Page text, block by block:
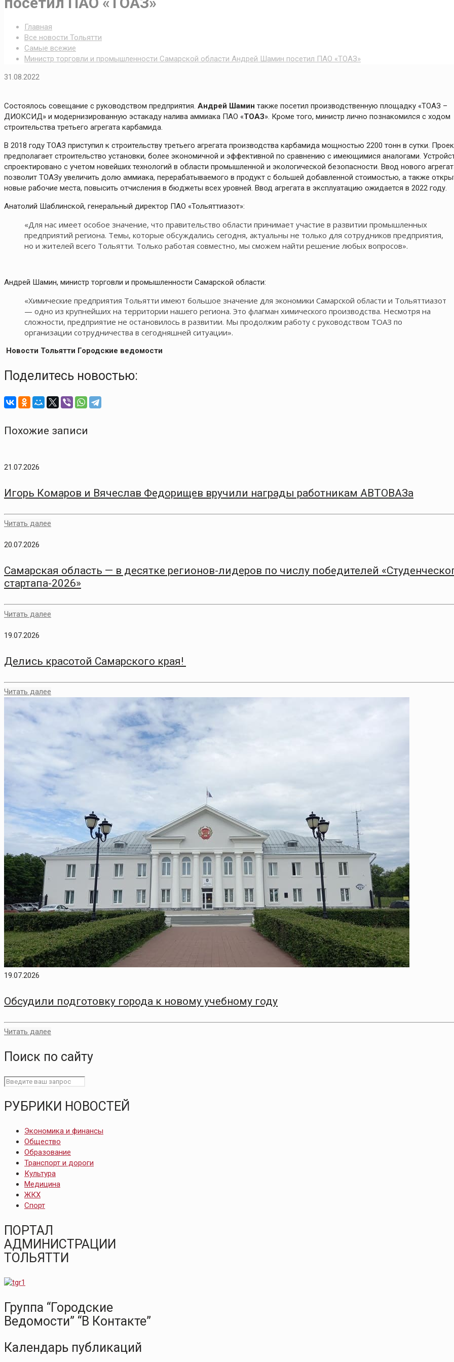
Главная
Все новости Тольятти
Самые всежие
Министр торговли и промышленности Самарской области Андрей Шамин посетил ПАО «ТОАЗ»
31.08.2022
Состоялось совещание с руководством предприятия. Андрей Шамин также посетил производственную площадку «ТОАЗ –
ДИОКСИД» и модернизированную эстакаду налива аммиака ПАО «ТОАЗ». Кроме того, министр лично познакомился с ходом
строительства третьего агрегата карбамида.
В 2018 году ТОАЗ приступил к строительству третьего агрегата производства карбамида мощностью 2200 тонн в сутки.
предполагает строительство установки, более экономичной и эффективной по сравнению с имеющимися аналогами.
спроектировано с учетом новейших технологий в области промышленной и экологической безопасности. Ввод нового
позволит ТОАЗу увеличить долю аммиака, перерабатываемого в продукт с большей добавленной стоимостью, а также
новые рабочие места, повысить отчисления в бюджеты всех уровней. Ввод агрегата в эксплуатацию ожидается в 2022 году.
Анатолий Шаблинской, генеральный директор ПАО «Тольяттиазот»:
«Для нас имеет особое значение, что правительство области принимает участие в развитии промышленных
предприятий региона. Темы, которые обсуждались сегодня, актуальны не только для сотрудников предприятия,
но и жителей всего Тольятти. Только работая совместно, мы сможем найти решение любых вопросов».
Андрей Шамин, министр торговли и промышленности Самарской области:
«Химические предприятия Тольятти имеют большое значение для экономики Самарской области и Тольяттиазот
— одно из крупнейших на территории нашего региона. Это флагман химического производства. Несмотря на
сложности, предприятие не остановилось в развитии. Мы продолжим работу с руководством ТОАЗ по
организации сотрудничества в сегодняшней ситуации».
Новости Тольятти Городские ведомости
Поделитесь новостью:
Похожие записи
21.07.2026
Игорь Комаров и Вячеслав Федорищев вручили награды работникам АВТОВАЗа
Читать далее
20.07.2026
Самарская область — в десятке регионов-лидеров по числу победителей
стартапа-2026»
Читать далее
19.07.2026
Делись красотой Самарского края!
Читать далее
19.07.2026
Обсудили подготовку города к новому учебному году
Читать далее
Поиск по сайту
РУБРИКИ НОВОСТЕЙ
Экономика и финансы
Общество
Образование
Транспорт и дороги
Культура
Медицина
ЖКХ
Спорт
ПОРТАЛ
АДМИНИСТРАЦИИ
ТОЛЬЯТТИ
Группа “Городские
Ведомости” “В Контакте”
Календарь публикаций